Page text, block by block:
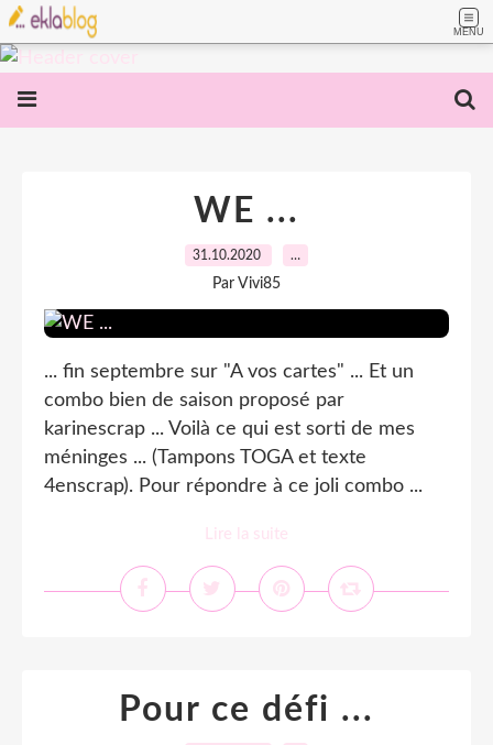
MENU
WE ...
31.10.2020 …
Par Vivi85
... fin septembre sur "A vos cartes" ... Et un
combo bien de saison proposé par
karinescrap ... Voilà ce qui est sorti de mes
méninges ... (Tampons TOGA et texte
4enscrap). Pour répondre à ce joli combo ...
Lire la suite
Pour ce défi ...